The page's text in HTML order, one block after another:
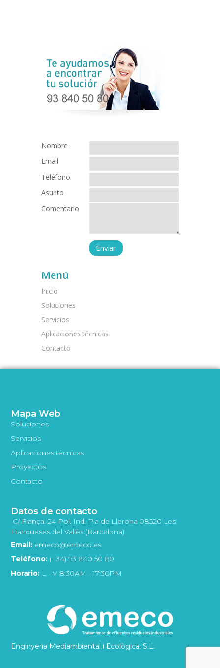
Nombre
Email
Teléfono
Asunto
Comentario
Menú
Inicio
Soluciones
Servicios
Aplicaciones técnicas
Contacto
Enginyeria Mediambiental i Ecològica, S.L.
Mapa Web
Soluciones
Servicios
Aplicaciones técnicas
Proyectos
Contacto
Datos de contacto
C/ França, 24 Pol. Ind. Pla de Llerona 08520 Les
Franqueses del Vallès (Barcelona)
Email: emeco@emeco.es
Teléfono: (+34) 93 840 50 80
Horario: L - V 8:30AM - 17:30PM